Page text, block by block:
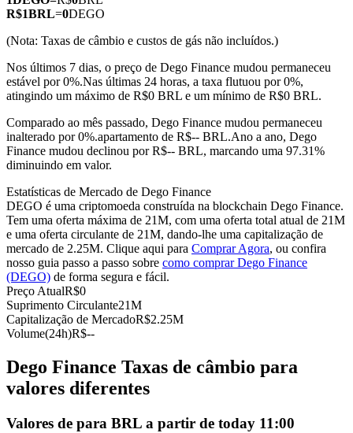
Futuros usando USDC como garantia
Copiar Trading
Junte-se aos principais traders
R$1BRL=0DEGO
(Nota: Taxas de câmbio e custos de gás não incluídos.)
Nos últimos 7 dias, o preço de Dego Finance mudou permaneceu
estável por 0%.Nas últimas 24 horas, a taxa flutuou por 0%,
atingindo um máximo de R$0 BRL e um mínimo de R$0 BRL.
Comparado ao mês passado, Dego Finance mudou permaneceu
inalterado por 0%.apartamento de R$-- BRL.Ano a ano, Dego
Finance mudou declinou por R$-- BRL, marcando uma 97.31%
diminuindo em valor.
Estatísticas de Mercado de Dego Finance
DEGO é uma criptomoeda construída na blockchain Dego Finance.
Tem uma oferta máxima de 21M, com uma oferta total atual de 21M
e uma oferta circulante de 21M, dando-lhe uma capitalização de
mercado de 2.25M. Clique aqui para Comprar Agora, ou confira
nosso guia passo a passo sobre como comprar Dego Finance
(DEGO) de forma segura e fácil.
Preço AtualR$0
Suprimento Circulante21M
Capitalização de MercadoR$2.25M
Volume(24h)R$--
Dego Finance Taxas de câmbio para
valores diferentes
Valores de para BRL a partir de today 11:00